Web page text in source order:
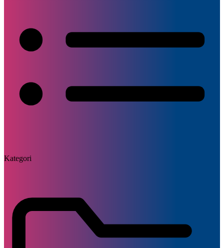
Kategori